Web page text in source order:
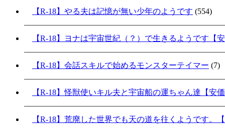
【R-18】やる夫は記憶が無い少年のようです (554)
【R-18】ヨナは宇宙世紀（？）で生きるようです【
【R-18】会話スキルで始めるモンスターテイマー (7)
【R-18】怪獣使いキル夫と宇宙船の運ちゃん達【安
【R-18】荒廃した世界でも天の道を往くようです。